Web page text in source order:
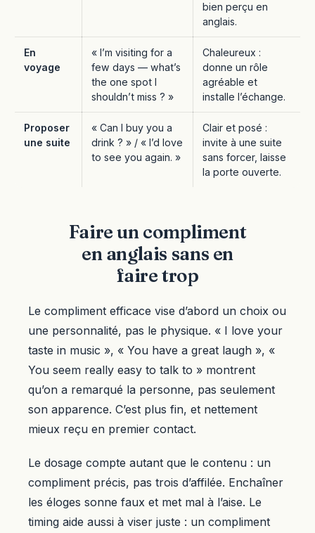
bien perçu en
anglais.
En
voyage
« I’m visiting for a
few days — what’s
the one spot I
shouldn’t miss ? »
Chaleureux :
donne un rôle
agréable et
installe l’échange.
Proposer
une suite
« Can I buy you a
drink ? » / « I’d love
to see you again. »
Clair et posé :
invite à une suite
sans forcer, laisse
la porte ouverte.
Faire un compliment
en anglais sans en
faire trop
Le compliment efficace vise d’abord un choix ou
une personnalité, pas le physique. « I love your
taste in music », « You have a great laugh », «
You seem really easy to talk to » montrent
qu’on a remarqué la personne, pas seulement
son apparence. C’est plus fin, et nettement
mieux reçu en premier contact.
Le dosage compte autant que le contenu : un
compliment précis, pas trois d’affilée. Enchaîner
les éloges sonne faux et met mal à l’aise. Le
timing aide aussi à viser juste : un compliment